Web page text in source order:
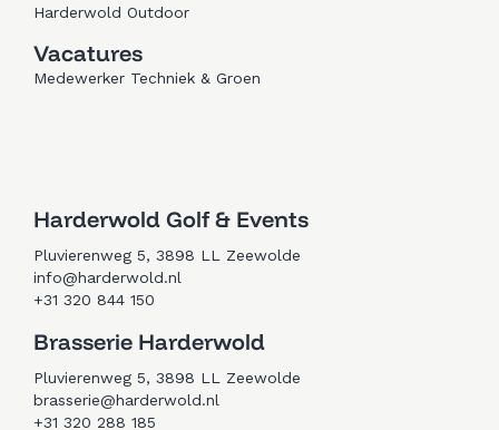
Harderwold Outdoor
Vacatures
Medewerker Techniek & Groen
Harderwold Golf & Events
Pluvierenweg 5, 3898 LL Zeewolde
info@harderwold.nl
+31 320 844 150
Brasserie Harderwold
Pluvierenweg 5, 3898 LL Zeewolde
brasserie@harderwold.nl
+31 320 288 185